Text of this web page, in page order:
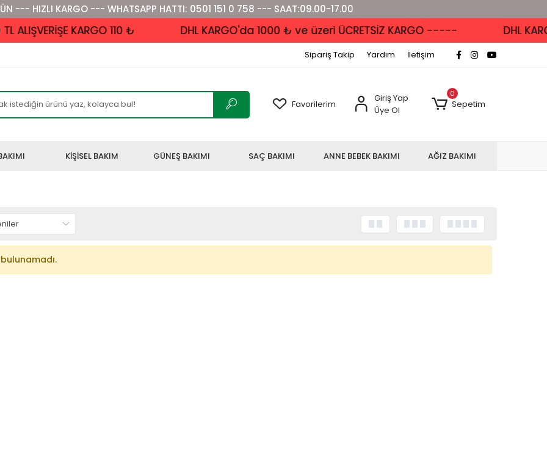
--- HIZLI KARGO --- WHATSAPP HATTI: 0501 151 0 758 --- SAAT:09.00-17.00
KARGO 110 ₺ DHL KARGO'da 1000 ₺ ve üzeri ÜCRETSİZ KARGO ----- DHL
Sipariş Takip Yardım İletişim
Favorilerim
Giriş Yap
Üye Ol
0
Sepetim
KİŞİSEL BAKIM GÜNEŞ BAKIMI SAÇ BAKIMI ANNE BEBEK BAKIMI AĞIZ BAKIMI